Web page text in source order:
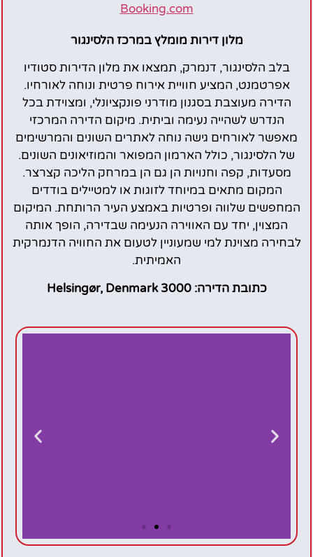
Booking.com
מלון דירות מומלץ במרכז הלסינגור
בלב הלסינגור, דנמרק, תמצאו את מלון הדירות סטודיו
אפרטמנט, המציע חוויית אירוח פרטית ונוחה לאורחיו.
הדירה מעוצבת בסגנון מודרני פונקציונלי, ומצוידת בכל
הנדרש לשהייה נעימה וביתית. מיקום הדירה המרכזי
מאפשר לאורחים גישה נוחה לאתרים השונים והמרשימים
של הלסינגור, כולל הארמון המפואר והמוזיאונים השונים.
מסעדות, קפה וחנויות הן גם הן במרחק הליכה קצרצר.
המקום מתאים במיוחד לזוגות או למטיילים בודדים
המחפשים שלווה ופרטיות באמצע העיר הרותחת. המיקום
המצוין, יחד עם האווירה הנעימה שבדירה, הופך אותה
לבחירה מצוינת למי שמעוניין לטעום את החוויה הדנמרקית
האמיתית.
כתובת הדירה: 3000 Helsingør, Denmark